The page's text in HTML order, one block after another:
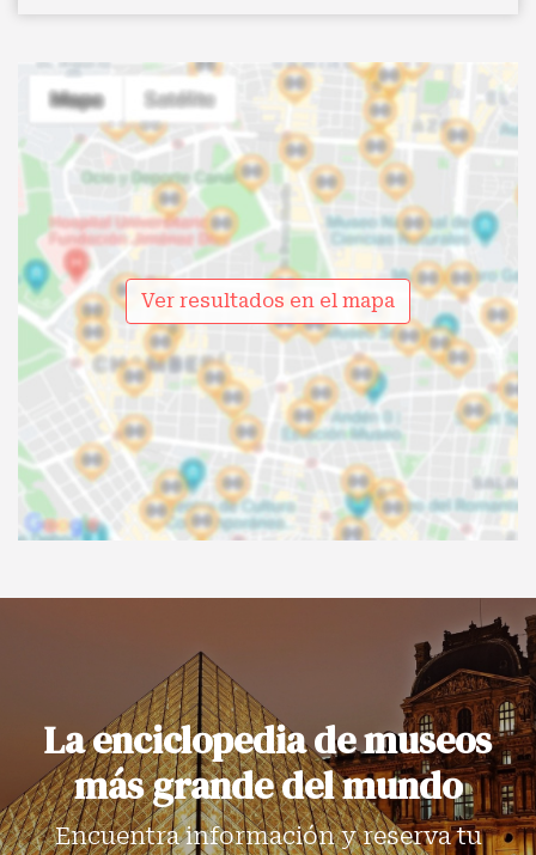
Ver resultados en el mapa
La enciclopedia de museos
más grande del mundo
Encuentra información y reserva tu